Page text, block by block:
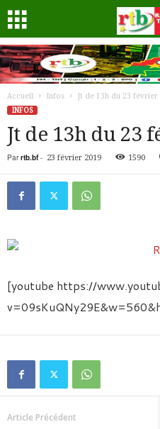
Accueil Infos
Jt de 13h du 23 février
INFOS
Jt de 13h du 23
Par rtb.bf- 23 février 2019 1590
[youtube https://
Article Précédent